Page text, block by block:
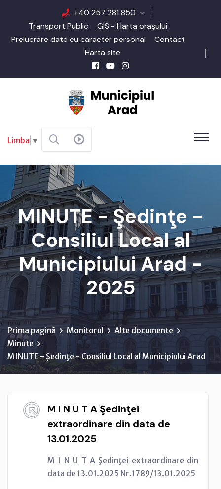
+40 257 281 850
Transport Public
GIS - Harta orașului
Prelucrare date cu caracter personal
Contact
Harta site
Limba ▼
MINUTE - Şedinţe -
Consiliul Local al
Municipiului Arad -
2025
Prima pagină Monitorul
Alte documente
Minute
MINUTE - Şedinţe - Consiliul Local al Municipiului Arad
M I N U T A Şedinţei
extraordinare din data de
13.01.2025
M I N U T A Şedinţei extraordinare din
data de 13.01.2025 Nr.1789/13.01.2025